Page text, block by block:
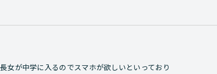
長女が中学に入るのでスマホが欲しいといっており